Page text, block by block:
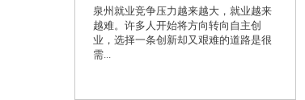
泉州就业竞争压力越来越大，就业越来
越难。许多人开始将方向转向自主创
业，选择一条创新却又艰难的道路是很
需...